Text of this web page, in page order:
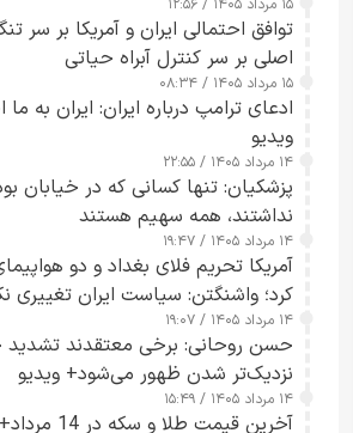
توافق احتمالی ایران و آمریکا بر سر
اصلی بر سر کنترل آبراه حیاتی
۱۵ مرداد ۱۴۰۵ / ۰۸:۳۴
ادعای ترامپ درباره ایران: ایران به
ویدیو
۱۴ مرداد ۱۴۰۵ / ۲۲:۵۵
پزشکیان: تنها کسانی که در خیابان
نداشتند، همه سهیم هستند
۱۴ مرداد ۱۴۰۵ / ۱۹:۴۷
آمریکا تحریم فلای بغداد و دو
کرد؛ واشنگتن: سیاست ایران تغییری
۱۴ مرداد ۱۴۰۵ / ۱۹:۰۷
حسن روحانی: برخی معتقدند
نزدیک‌تر شدن ظهور می‌شود+ ویدیو
۱۴ مرداد ۱۴۰۵ / ۱۵:۴۹
آخرین قیمت طلا و سکه در 14 مرداد+ جدول